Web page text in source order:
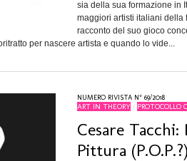
sia della sua formazione in
maggiori artisti italiani della
racconto del suo gioco
per nascere artista e quando lo vide...
NUMERO RIVISTA N° 69/2018
ART IN THEORY/ PROTOCOLLO
Cesare Tacchi:
Pittura (P.O.P.?)